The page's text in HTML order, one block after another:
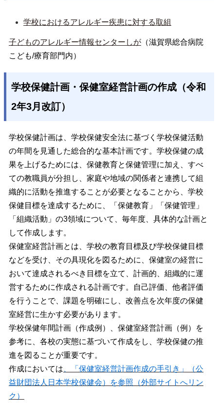
学校におけるアレルギー疾患に対する取組
子どものアレルギー情報センターしが （滋賀県総合病院
こども/療育部門内）
学校保健計画・保健室経営計画の作成（令和
2年3月改訂）
学校保健計画は、学校保健安全法に基づく学校保健活動
の年間を見通した総合的な基本計画です。学校保健の成
果を上げるためには、保健教育と保健管理に加え、すべ
ての教職員が分担し、家庭や地域の関係者と連携して組
織的に活動を推進することが必要となることから、学校
保健目標を達成するために、「保健教育」「保健管理」
「組織活動」の3領域について、毎年度、具体的な計画と
して作成します。
保健室経営計画とは、学校の教育目標及び学校保健目標
などを受け、その具現化を図るために、保健室の経営に
おいて達成されるべき目標を立て、計画的、組織的に運
営するために作成される計画です。自己評価、他者評価
を行うことで、課題を明確にし、改善点を次年度の保健
室経営に生かす必要があります。
学校保健年間計画（作成例）、保健室経営計画（例）を
参考に、各校の実態に基づいて作成をし、学校保健の推
進を図ることが重要です。
作成においては 、「保健室経営計画作成の手引き」（公
益財団法人日本学校保健会）を参照（外部サイトへリン
ク）